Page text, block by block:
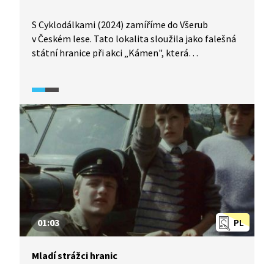
S Cyklodálkami (2024) zamíříme do Všerub
v Českém lese. Tato lokalita sloužila jako falešná
státní hranice při akci „Kámen", která
obyvatel. V závěru videa uvidíme skutečnou polohu
hranice mezi Českem a Bavorskem.
PL
01:03
Mladí strážci hranic